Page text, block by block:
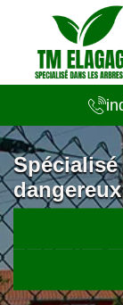
dangereux